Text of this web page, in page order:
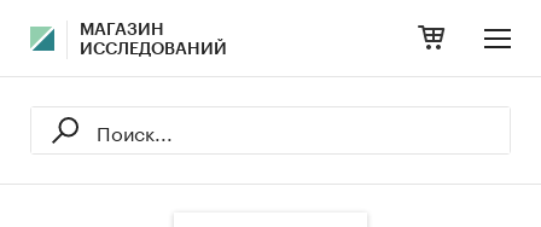
МАГАЗИН
ИССЛЕДОВАНИЙ